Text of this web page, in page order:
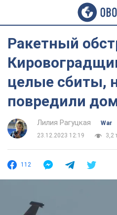
Ракетный
целые сбиты,
повредили
Лилия Рагуцкая
War
23.12.2023 12:19
3,2
112